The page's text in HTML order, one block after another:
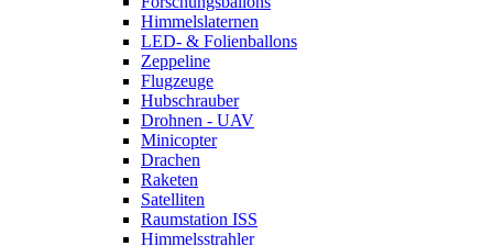
Himmelslaternen
LED- & Folienballons
Zeppeline
Flugzeuge
Hubschrauber
Drohnen - UAV
Minicopter
Drachen
Raketen
Satelliten
Raumstation ISS
Himmelsstrahler